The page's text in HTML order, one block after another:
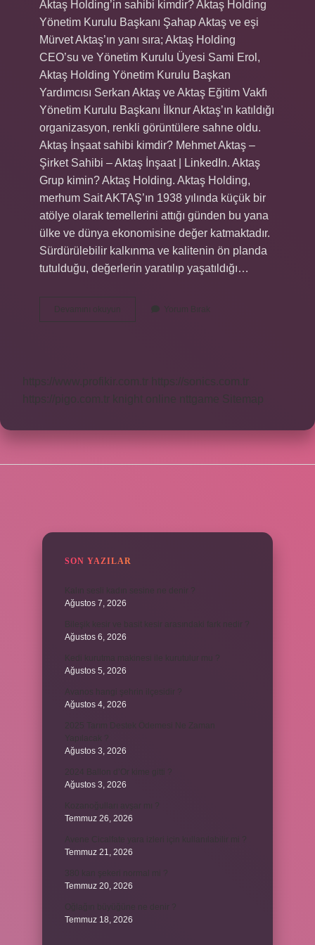
Aktaş Holding’in sahibi kimdir? Aktaş Holding
Yönetim Kurulu Başkanı Şahap Aktaş ve eşi
Mürvet Aktaş’ın yanı sıra; Aktaş Holding
CEO’su ve Yönetim Kurulu Üyesi Sami Erol,
Aktaş Holding Yönetim Kurulu Başkan
Yardımcısı Serkan Aktaş ve Aktaş Eğitim Vakfı
Yönetim Kurulu Başkanı İlknur Aktaş’ın katıldığı
organizasyon, renkli görüntülere sahne oldu.
Aktaş İnşaat sahibi kimdir? Mehmet Aktaş –
Şirket Sahibi – Aktaş İnşaat | LinkedIn. Aktaş
Grup kimin? Aktaş Holding. Aktaş Holding,
merhum Sait AKTAŞ’ın 1938 yılında küçük bir
atölye olarak temellerini attığı günden bu yana
ülke ve dünya ekonomisine değer katmaktadır.
Sürdürülebilir kalkınma ve kalitenin ön planda
tutulduğu, değerlerin yaratılıp yaşatıldığı…
Devamını okuyun
Sahibi
Yorum Bırak
https://www.profikir.com.tr
https://sonics.com.tr
https://pigo.com.tr knight online nttgame Sitemap
SON YAZILAR
Ağustos 7, 2026
Ağustos 6, 2026
Ağustos 5, 2026
Ağustos 4, 2026
Ağustos 3, 2026
Ağustos 3, 2026
Temmuz 26, 2026
Temmuz 21, 2026
Temmuz 20, 2026
Temmuz 18, 2026